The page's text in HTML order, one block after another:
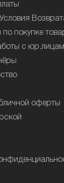
Условия
по покупке
с
оферты